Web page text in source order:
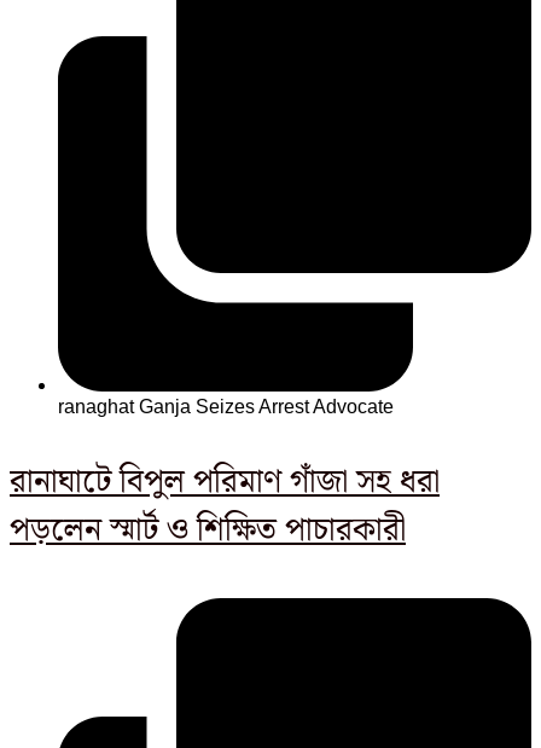
ranaghat Ganja Seizes Arrest Advocate
রানাঘাটে বিপুল পরিমাণ গাঁজা সহ ধরা
পড়লেন স্মার্ট ও শিক্ষিত পাচারকারী